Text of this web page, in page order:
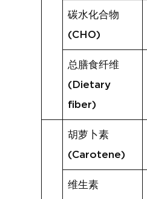
碳水化合物
(CHO)
总膳食纤维
(Dietary
fiber)
胡萝卜素
(Carotene)
维生素